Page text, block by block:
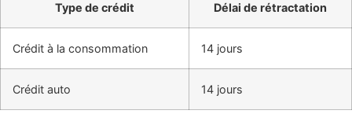
Type de crédit Délai de rétractation
Crédit à la consommation 14 jours
Crédit auto 14 jours